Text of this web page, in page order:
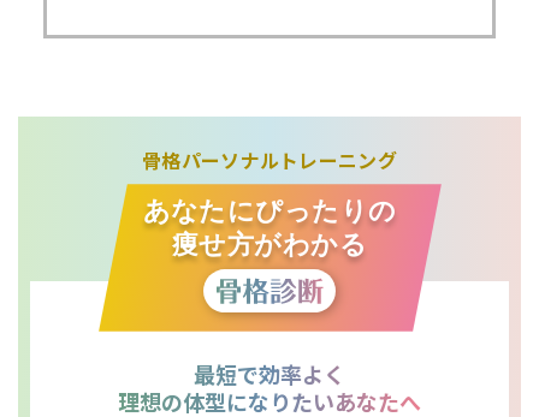
骨格パーソナルトレーニング
あなたにぴったりの
痩せ方がわかる
最短で効率よく
理想の体型になりたいあなたへ